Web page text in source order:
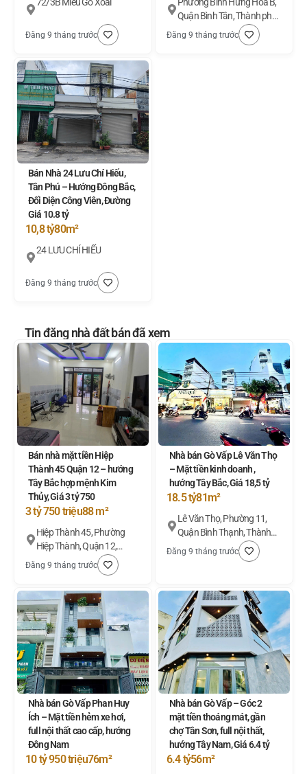
72/3B Miếu Gò Xoài
Đăng 9 tháng trước
Phường Bình Hưng Hoà B,
Quận Bình Tân, Thành phố
Hồ Chí Minh
Đăng 9 tháng trước
Bán Nhà 24 Lưu Chí Hiếu,
Tân Phú – Hướng Đông Bắc,
Đối Diện Công Viên, Đường
Giá 10.8 tỷ
10,8 tỷ80m²
24 LƯU CHÍ HIẾU
Đăng 9 tháng trước
Tin đăng nhà đất bán đã xem
Bán nhà mặt tiền Hiệp
Thành 45 Quận 12 – hướng
Tây Bắc hợp mệnh Kim
Thủy, Giá 3 tỷ 750
3 tỷ 750 triệu88 m²
Hiệp Thành 45, Phường
Hiệp Thành, Quận 12,
Thành phố Hồ Chí Minh
Đăng 9 tháng trước
Nhà bán Gò Vấp Lê Văn Thọ
– Mặt tiền kinh doanh ,
hướng Tây Bắc, Giá 18,5 tỷ
18.5 tỷ81m²
Lê Văn Thọ, Phường 11,
Quận Bình Thạnh, Thành
phố Hồ Chí Minh
Đăng 9 tháng trước
Nhà bán Gò Vấp Phan Huy
Ích – Mặt tiền hẻm xe hơi,
full nội thất cao cấp, hướng
Đông Nam
10 tỷ 950 triệu76m²
Nhà bán Gò Vấp – Góc 2
mặt tiền thoáng mát, gần
chợ Tân Sơn, full nội thất,
hướng Tây Nam, Giá 6.4 tỷ
6.4 tỷ56m²